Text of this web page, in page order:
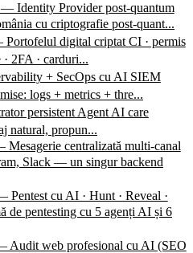
Identity Provider post-quantum
cu criptografie post-quant...
digital criptat CI · permis
· 2FA · carduri...
+ SecOps cu AI SIEM
logs + metrics + thre...
persistent Agent AI care
natural, propun...
centralizată multi-canal
Slack — un singur backend
cu AI · Hunt · Reveal ·
de pentesting cu 5 agenți AI și 6
Audit web profesional cu AI (SEO